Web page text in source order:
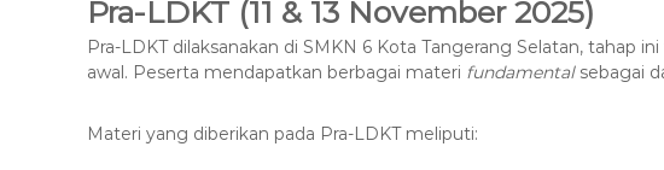
Pra-LDKT (11 & 13 November 2025)
Pra-LDKT dilaksanakan di SMKN 6 Kota Tangerang Selatan, tahap
awal. Peserta mendapatkan berbagai materi fundamentalsebagai
Materi yang diberikan pada Pra-LDKT meliputi: